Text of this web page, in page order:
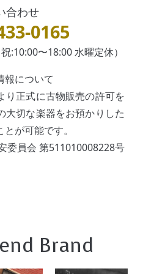
合わせ
0165
:10:00〜18:00 水曜定休）
報について
り正式に古物販売の許可を
大切な楽器をお預かりした
が可能です。
委員会 第511010008228号
Brand